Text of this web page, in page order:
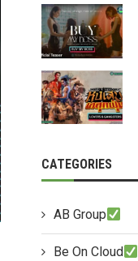
CATEGORIES
AB Group
Be On Cloud